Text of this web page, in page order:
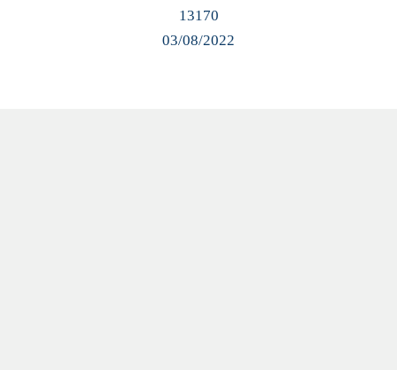
13170
03/08/2022